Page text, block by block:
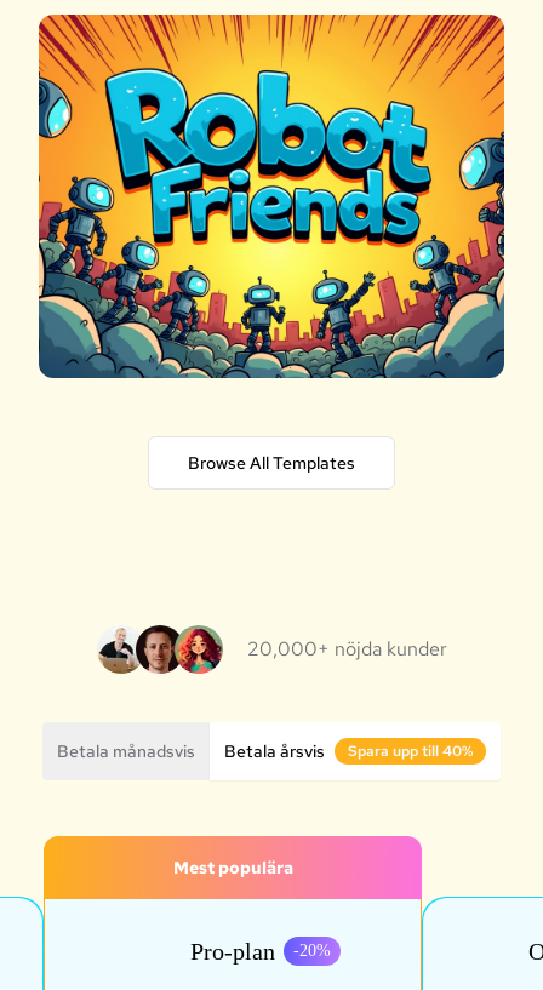
Browse All Templates
20,000+ nöjda kunder
Betala månadsvis Betala årsvis Spara upp till 40%
Mest populära
Pro-plan -20%